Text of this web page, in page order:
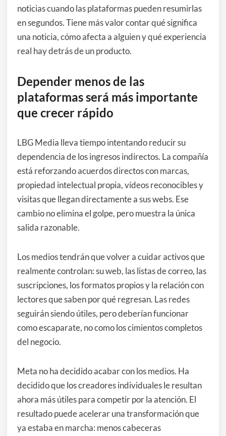
noticias cuando las plataformas pueden resumirlas
en segundos. Tiene más valor contar qué significa
una noticia, cómo afecta a alguien y qué experiencia
real hay detrás de un producto.
Depender menos de las
plataformas será más importante
que crecer rápido
LBG Media lleva tiempo intentando reducir su
dependencia de los ingresos indirectos. La compañía
está reforzando acuerdos directos con marcas,
propiedad intelectual propia, vídeos reconocibles y
visitas que llegan directamente a sus webs. Ese
cambio no elimina el golpe, pero muestra la única
salida razonable.
Los medios tendrán que volver a cuidar activos que
realmente controlan: su web, las listas de correo, las
suscripciones, los formatos propios y la relación con
lectores que saben por qué regresan. Las redes
seguirán siendo útiles, pero deberían funcionar
como escaparate, no como los cimientos completos
del negocio.
Meta no ha decidido acabar con los medios. Ha
decidido que los creadores individuales le resultan
ahora más útiles para competir por la atención. El
resultado puede acelerar una transformación que
ya estaba en marcha: menos cabeceras